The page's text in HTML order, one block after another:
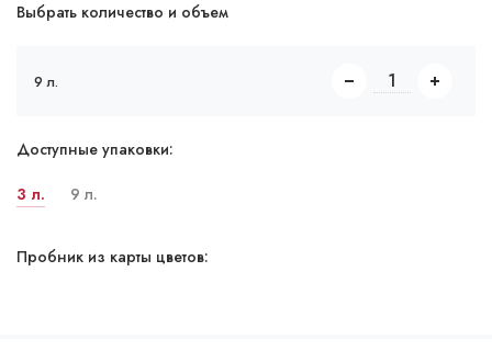
Выбрать количество и объем
9 л.
Доступные упаковки:
3 л. 9 л.
Пробник из карты цветов: